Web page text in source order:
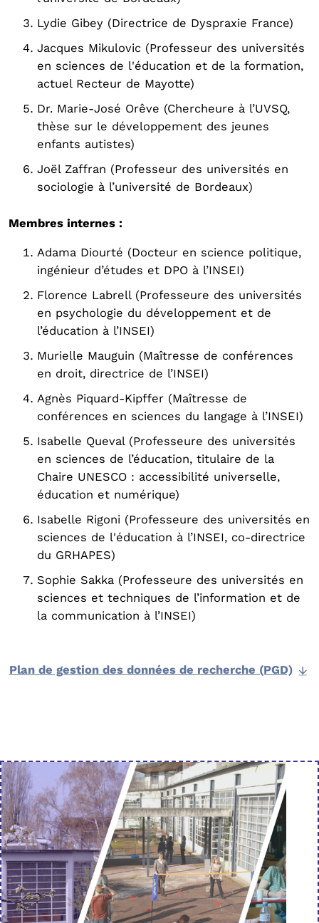
Lydie Gibey (Directrice de Dyspraxie France)
Jacques Mikulovic (Professeur des universités
en sciences de l'éducation et de la formation,
actuel Recteur de Mayotte)
Dr. Marie-José Orêve (Chercheure à l’UVSQ,
thèse sur le développement des jeunes
enfants autistes)
Joël Zaffran (Professeur des universités en
sociologie à l’université de Bordeaux)
Membres internes :
Adama Diourté (Docteur en science politique,
ingénieur d’études et DPO à l’INSEI)
Florence Labrell (Professeure des universités
en psychologie du développement et de
l’éducation à l’INSEI)
Murielle Mauguin (Maîtresse de conférences
en droit, directrice de l’INSEI)
Agnès Piquard-Kipffer (Maîtresse de
conférences en sciences du langage à l’INSEI)
Isabelle Queval (Professeure des universités
en sciences de l’éducation, titulaire de la
Chaire UNESCO : accessibilité universelle,
éducation et numérique)
Isabelle Rigoni (Professeure des universités en
sciences de l'éducation à l’INSEI, co-directrice
du GRHAPES)
Sophie Sakka (Professeure des universités en
sciences et techniques de l’information et de
la communication à l’INSEI)
Plan de gestion des données de recherche (PGD)